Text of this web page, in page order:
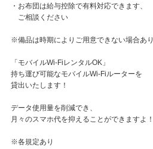
・お布団は給与控除で有料対応できます、
ご相談ください
※備品は時期によりご用意できない場合あり
「モバイルWi-FiレンタルOK」
持ち運び可能なモバイルWi-Fiルーターを
貸出いたします！
データ使用量を削減でき、
月々のスマホ代を抑えることができますよ！
※各規定あり